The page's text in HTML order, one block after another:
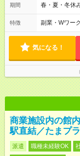
のみ勤務可能で
す。 必ず、2
す。
期間 春・夏・冬休
特徴 副業・Wワー
気になる！
商業施設内の館
駅直結／たまプ
派遣 職種未経験OK